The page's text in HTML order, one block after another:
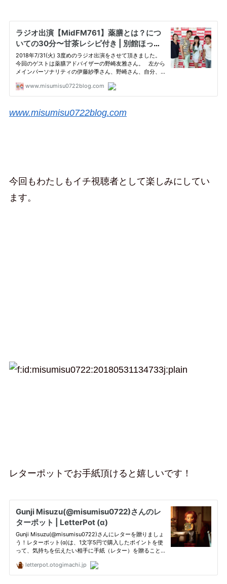
www.misumisu0722blog.com
今回もわたしもイチ視聴者として楽しみにしてい
ます。
レターポットでお手紙頂けると嬉しいです！